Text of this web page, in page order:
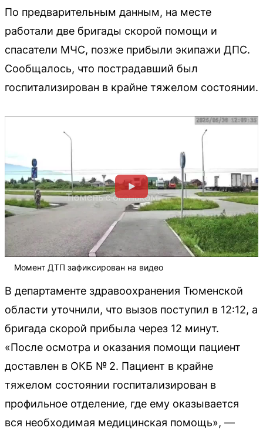
По предварительным данным, на месте
работали две бригады скорой помощи и
спасатели МЧС, позже прибыли экипажи ДПС.
Сообщалось, что пострадавший был
госпитализирован в крайне тяжелом состоянии.
Момент ДТП зафиксирован на видео
В департаменте здравоохранения Тюменской
области уточнили, что вызов поступил в 12:12, а
бригада скорой прибыла через 12 минут.
«После осмотра и оказания помощи пациент
доставлен в ОКБ № 2. Пациент в крайне
тяжелом состоянии госпитализирован в
профильное отделение, где ему оказывается
вся необходимая медицинская помощь», —